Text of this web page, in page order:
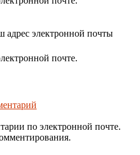
адрес электронной почты
почте.
по электронной почте.